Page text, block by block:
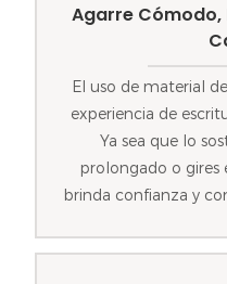
Agarre Cómodo,
El uso de material
experiencia de
Ya sea que lo
prolongado o
brinda confianza y